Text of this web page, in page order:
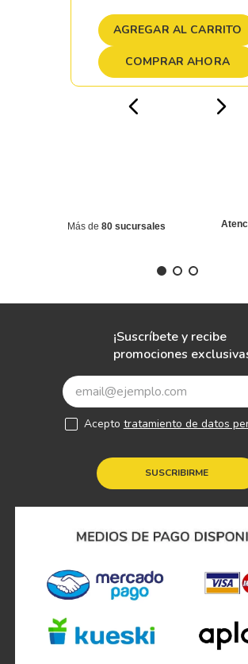
AGREGAR AL CARRITO
COMPRAR AHORA
Más de 80 sucursales
¡Suscríbete y recibe
promociones
SUSCRIBIRME
Acepto tratamiento de datos